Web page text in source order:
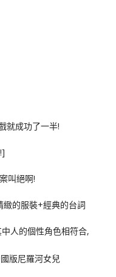
就成功了一半!
叫絕啊!
的服裝+經典的台詞
人的個性角色相符合,